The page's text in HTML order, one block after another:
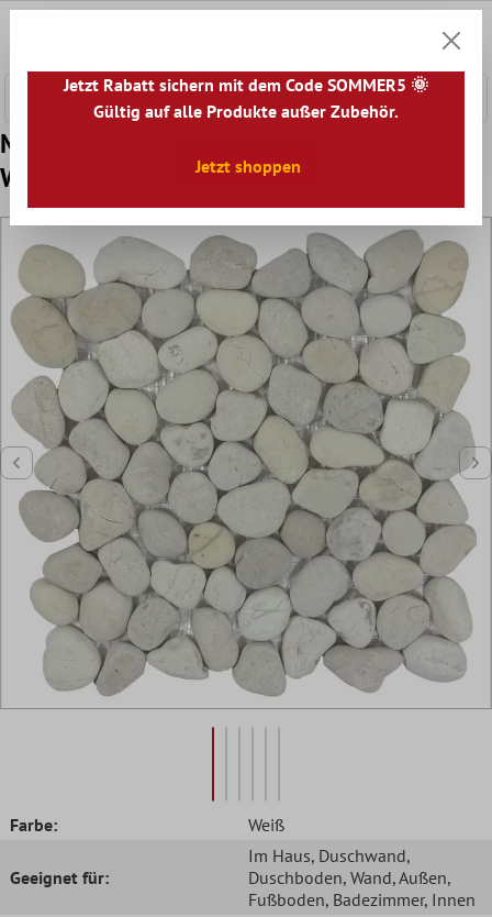
Muster von Kieselmosaik Fliesen Xanthos
Weiss
Farbe: Weiß
Geeignet für:
Im Haus, Duschwand,
Duschboden, Wand, Außen,
Fußboden, Badezimmer, Innen
Jetzt Rabatt sichern mit dem Code SOMMER5 🌞
Gültig auf alle Produkte außer Zubehör.
Jetzt shoppen